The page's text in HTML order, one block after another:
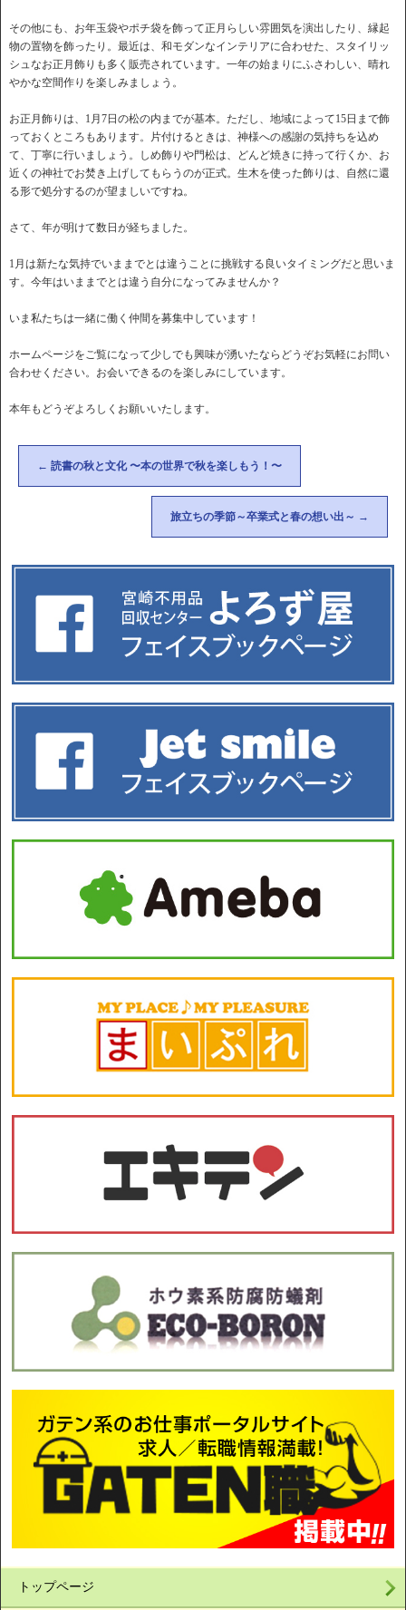
その他にも、お年玉袋やポチ袋を飾って正月らしい雰囲気を演出したり、縁起
物の置物を飾ったり。最近は、和モダンなインテリアに合わせた、スタイリッ
シュなお正月飾りも多く販売されています。一年の始まりにふさわしい、晴れ
やかな空間作りを楽しみましょう。
お正月飾りは、1月7日の松の内までが基本。ただし、地域によって15日まで飾
っておくところもあります。片付けるときは、神様への感謝の気持ちを込め
て、丁寧に行いましょう。しめ飾りや門松は、どんど焼きに持って行くか、お
近くの神社でお焚き上げしてもらうのが正式。生木を使った飾りは、自然に還
る形で処分するのが望ましいですね。
さて、年が明けて数日が経ちました。
1月は新たな気持でいままでとは違うことに挑戦する良いタイミングだと思いま
す。今年はいままでとは違う自分になってみませんか？
いま私たちは一緒に働く仲間を募集中しています！
ホームページをご覧になって少しでも興味が湧いたならどうぞお気軽にお問い
合わせください。お会いできるのを楽しみにしています。
本年もどうぞよろしくお願いいたします。
← 読書の秋と文化 〜本の世界で秋を楽しもう！〜
旅立ちの季節～卒業式と春の想い出～ →
トップページ